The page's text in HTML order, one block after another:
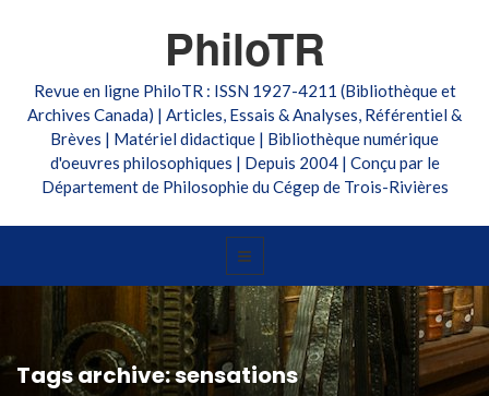
PhiloTR
Revue en ligne PhiloTR : ISSN 1927-4211 (Bibliothèque et
Archives Canada) | Articles, Essais & Analyses, Référentiel &
Brèves | Matériel didactique | Bibliothèque numérique
d'oeuvres philosophiques | Depuis 2004 | Conçu par le
Département de Philosophie du Cégep de Trois-Rivières
Tags archive: sensations